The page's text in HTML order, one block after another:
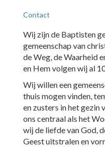
Contact
Wij zijn de Baptisten
gemeenschap van
de Weg, de Waarheid
en Hem volgen wij al
Wij willen een
thuis mogen vinden,
en zusters in het gezin
ons centraal als het
wij de liefde van God,
Geest uitstralen en